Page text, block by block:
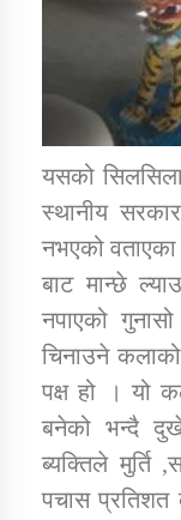
यसको
स्थानीय
नभएको
बाट मान्छे
नपाएको
चिनाउने
पक्ष हो । यो
बनेको भन्दै
ब्यक्तिले मुर्ति
पचास